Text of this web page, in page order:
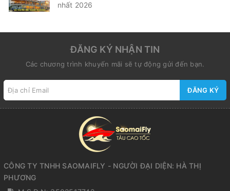
nhất 2026
ĐĂNG KÝ NHẬN TIN
Các chương trình khuyến mãi sẽ tự động gửi đến bạn.
ĐĂNG KÝ
CÔNG TY TNHH SAOMAIFLY - NGƯỜI ĐẠI DIỆN: HÀ THỊ
PHƯƠNG